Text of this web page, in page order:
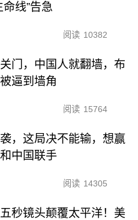
命线”告急
阅读 10382
门，中国人就翻墙，布
逼到墙角
阅读 15764
，这局决不能输，想赢
中国联手
阅读 14305
秒镜头颠覆太平洋！美